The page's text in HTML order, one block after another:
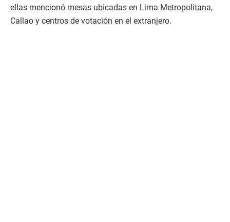
ellas mencionó mesas ubicadas en Lima Metropolitana,
Callao y centros de votación en el extranjero.